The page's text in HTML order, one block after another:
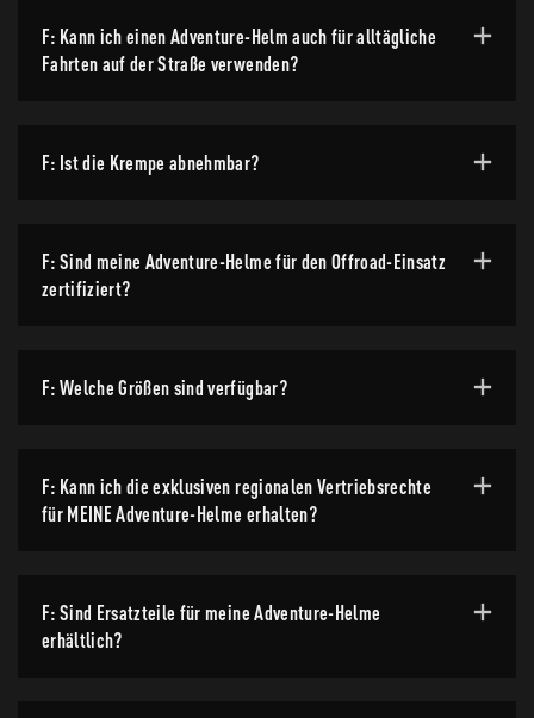
F: Kann ich einen Adventure-Helm auch für alltägliche
Fahrten auf der Straße verwenden?
F: Ist die Krempe abnehmbar?
F: Sind meine Adventure-Helme für den Offroad-Einsatz
zertifiziert?
F: Welche Größen sind verfügbar?
F: Kann ich die exklusiven regionalen Vertriebsrechte
für MEINE Adventure-Helme erhalten?
F: Sind Ersatzteile für meine Adventure-Helme
erhältlich?